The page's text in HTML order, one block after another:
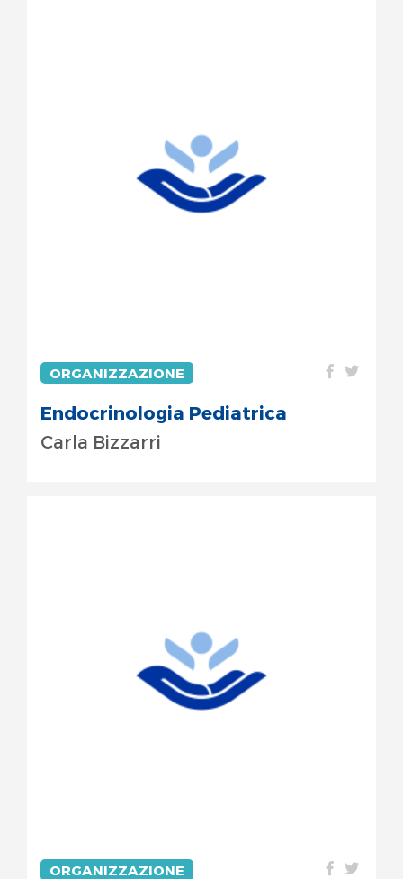
ORGANIZZAZIONE
Endocrinologia Pediatrica
Carla Bizzarri
ORGANIZZAZIONE